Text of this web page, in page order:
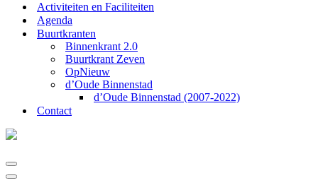
Activiteiten en Faciliteiten
Agenda
Buurtkranten
Binnenkrant 2.0
Buurtkrant Zeven
OpNieuw
d’Oude Binnenstad
d’Oude Binnenstad (2007-2022)
Contact
Navigatie
Menu
Navigatie